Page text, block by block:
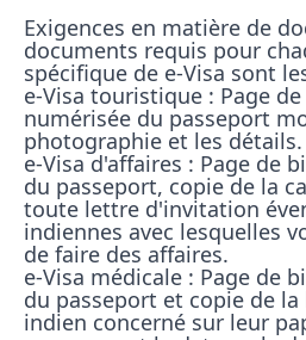
Exigences en matière de
documents requis pour
spécifique de e-Visa sont
e-Visa touristique : Page
numérisée du passeport
photographie et les détails.
e-Visa d'affaires : Page de
du passeport, copie de la
toute lettre d'invitation
indiennes avec lesquelles
de faire des affaires.
e-Visa médicale : Page de
du passeport et copie de
indien concerné sur leur